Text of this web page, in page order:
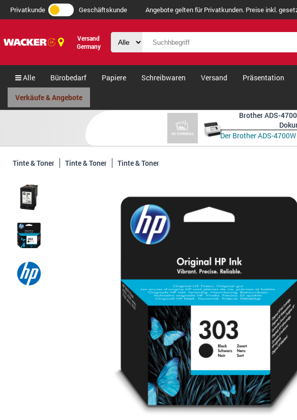
Privatkunde Geschäftskunde Angebote gelten für Privatkunden. Preise inkl.
Versand
Germany
Alle Bürobedarf Papiere Schreibwaren Versand Präsentation
Verkäufe & Angebote
Brother ADS-
Der Brother ADS-
Tinte & Toner Tinte & Toner Tinte & Toner